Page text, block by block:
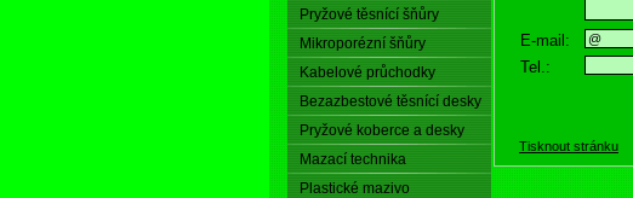
Pryžové těsnící šňůry
Mikroporézní šňůry
Kabelové průchodky
Bezazbestové těsnící desky
Pryžové koberce a desky
Mazací technika
Plastické mazivo
E-mail:
Tel.:
Tisknout stránku